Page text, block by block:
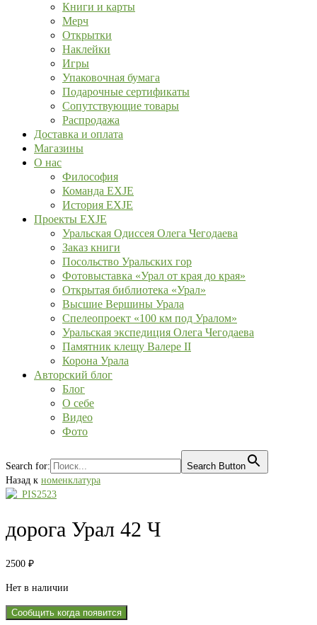
Книги и карты
Мерч
Открытки
Наклейки
Игры
Упаковочная бумага
Подарочные сертификаты
Сопутствующие товары
Распродажа
Доставка и оплата
Магазины
О нас
Философия
Команда EXJE
История EXJE
Проекты EXJE
Уральская Одиссея Олега Чегодаева
Заказ книги
Посольство Уральских гор
Фотовыставка «Урал от края до края»
Открытая библиотека «Урал»
Высшие Вершины Урала
Спелеопроект «100 км под Уралом»
Уральская экспедиция Олега Чегодаева
Памятник клещу Валере II
Корона Урала
Авторский блог
Блог
О себе
Видео
Фото
Search for:
Search Button
Назад к номенклатура
дорога Урал 42 Ч
2500 ₽
Нет в наличии
Сообщить когда появится